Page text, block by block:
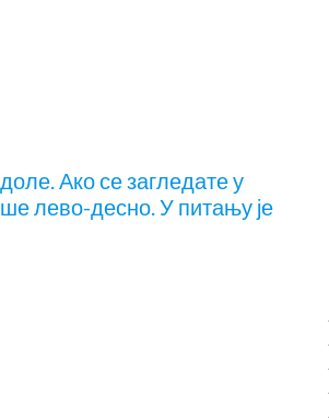
Ако се загледате у
лево-десно. У питању је